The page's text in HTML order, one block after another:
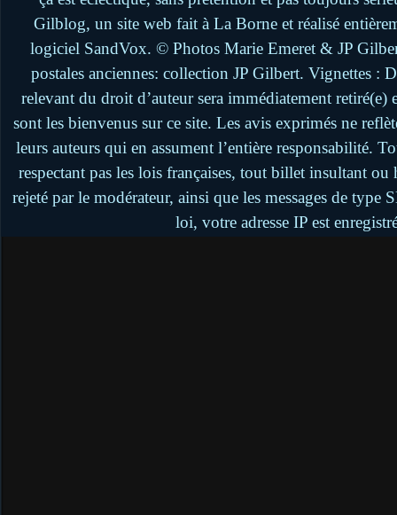
Gilblog, un site web fait à La Borne et réalisé
logiciel SandVox. © Photos Marie Emeret & JP
postales anciennes: collection JP Gilbert. Vignettes :
relevant du droit d’auteur sera immédiatement retiré(e)
sont les bienvenus sur ce site. Les avis exprimés ne
leurs auteurs qui en assument l’entière responsabilité.
respectant pas les lois françaises, tout billet insultant
rejeté par le modérateur, ainsi que les messages de
loi, votre adresse IP est